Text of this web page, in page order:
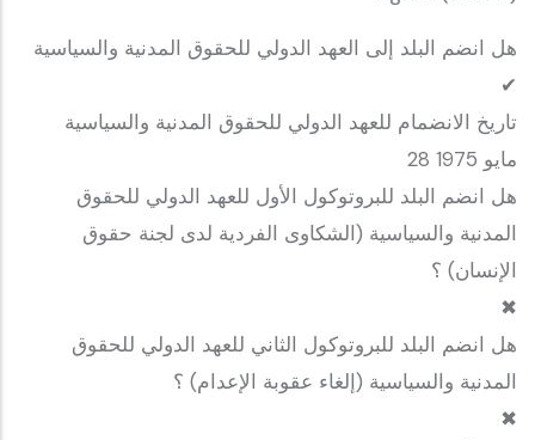
هل انضم البلد إلى العهد الدولي للحقوق المدنية والسياسية
✔
تاريخ الانضمام للعهد الدولي للحقوق المدنية والسياسية
28 مايو 1975
هل انضم البلد للبروتوكول الأول للعهد الدولي للحقوق
المدنية والسياسية (الشكاوى الفردية لدى لجنة حقوق
الإنسان) ؟
✖
هل انضم البلد للبروتوكول الثاني للعهد الدولي للحقوق
المدنية والسياسية (إلغاء عقوبة الإعدام) ؟
✖